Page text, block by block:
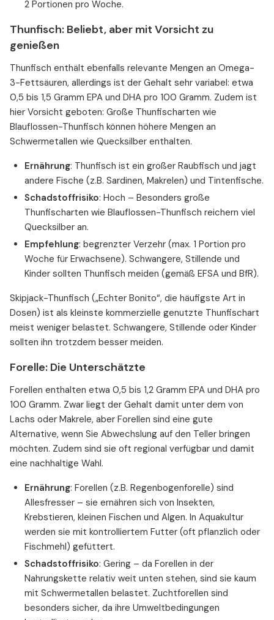
2 Portionen pro Woche.
Thunfisch: Beliebt, aber mit Vorsicht zu
genießen
Thunfisch enthält ebenfalls relevante Mengen an Omega-
3-Fettsäuren, allerdings ist der Gehalt sehr variabel: etwa
0,5 bis 1,5 Gramm EPA und DHA pro 100 Gramm. Zudem ist
hier Vorsicht geboten: Große Thunfischarten wie
Blauflossen-Thunfisch können höhere Mengen an
Schwermetallen wie Quecksilber enthalten.
Ernährung: Thunfisch ist ein großer Raubfisch und jagt
andere Fische (z.B. Sardinen, Makrelen) und Tintenfische.
Schadstoffrisiko: Hoch – Besonders große
Thunfischarten wie Blauflossen-Thunfisch reichern viel
Quecksilber an.
Empfehlung: begrenzter Verzehr (max. 1 Portion pro
Woche für Erwachsene). Schwangere, Stillende und
Kinder sollten Thunfisch meiden (gemäß EFSA und BfR).
Skipjack-Thunfisch („Echter Bonito“, die häufigste Art in
Dosen) ist als kleinste kommerzielle genutzte Thunfischart
meist weniger belastet. Schwangere, Stillende oder Kinder
sollten ihn trotzdem besser meiden.
Forelle: Die Unterschätzte
Forellen enthalten etwa 0,5 bis 1,2 Gramm EPA und DHA pro
100 Gramm. Zwar liegt der Gehalt damit unter dem von
Lachs oder Makrele, aber Forellen sind eine gute
Alternative, wenn Sie Abwechslung auf den Teller bringen
möchten. Zudem sind sie oft regional verfügbar und damit
eine nachhaltige Wahl.
Ernährung: Forellen (z.B. Regenbogenforelle) sind
Allesfresser – sie ernähren sich von Insekten,
Krebstieren, kleinen Fischen und Algen. In Aquakultur
werden sie mit kontrolliertem Futter (oft pflanzlich oder
Fischmehl) gefüttert.
Schadstoffrisiko: Gering – da Forellen in der
Nahrungskette relativ weit unten stehen, sind sie kaum
mit Schwermetallen belastet. Zuchtforellen sind
besonders sicher, da ihre Umweltbedingungen